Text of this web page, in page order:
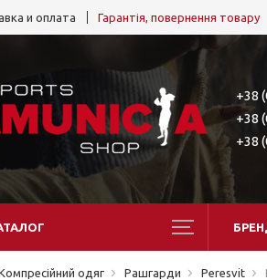
и оплата Гарантія, повернення товару
+38
+38
+38
одяг Рашгарди Peresvit